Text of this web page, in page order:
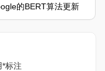
的BERT算法更新
*标注